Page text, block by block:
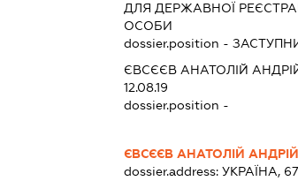
ДЛЯ ДЕРЖАВНОЇ
ОСОБИ
dossier.position -
ЄВСЄЄВ АНАТОЛІЙ
12.08.19
dossier.position -
ЄВСЄЄВ АНАТОЛІЙ
dossier.address: УКРАЇНА,